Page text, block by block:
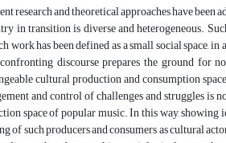
research and theoretical approaches have been
in transition is diverse and heterogeneous.
work has been defined as a small social
discourse prepares the ground for
cultural production and consumption
and control of challenges and struggles is
space of popular music. In this way,
of such producers and consumers as cultural